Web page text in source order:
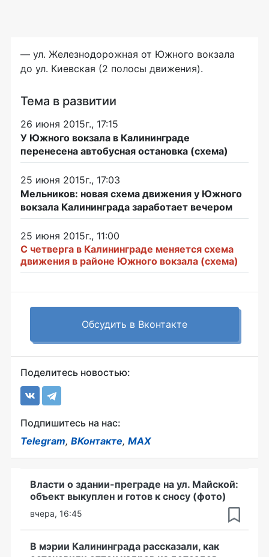
— ул. Железнодорожная от Южного вокзала
до ул. Киевская (2 полосы движения).
Тема в развитии
26 июня 2015г., 17:15
У Южного вокзала в Калининграде
перенесена автобусная остановка (схема)
25 июня 2015г., 17:03
Мельников: новая схема движения у Южного
вокзала Калининграда заработает вечером
25 июня 2015г., 11:00
С четверга в Калининграде меняется схема
движения в районе Южного вокзала (схема)
Обсудить в Вконтакте
Поделитесь новостью:
Подпишитесь на нас:
Telegram, ВКонтакте, MAX
Власти о здании-преграде на ул. Майской:
объект выкуплен и готов к сносу (фото)
вчера, 16:45
В мэрии Калининграда рассказали, как